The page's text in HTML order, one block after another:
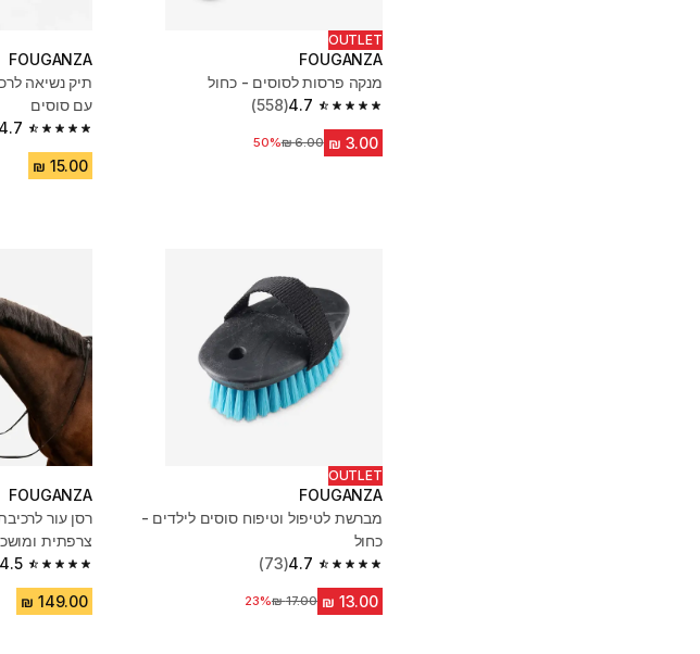
OUTLET
FOUGANZA
מנקה פרסות לסוסים - כחול
4.7
4.7 out of 5 stars from 558 reviews
(558)
מחיר לפני הנחה‏6.00 ₪
50%
FOUGANZA
תיק נשיאה
עם סוסים
4.7
4.7 out of 5 stars from 347 reviews
OUTLET
FOUGANZA
מברשת לטיפול וטיפוח סוסים לילדים -
כחול
4.7
4.7 out of 5 stars from 73 reviews
(73)
מחיר לפני הנחה‏17.00 ₪
23%
FOUGANZA
רסן עור
צרפתית
דגם 100
4.5
4.5 out of 5 stars from 66 reviews